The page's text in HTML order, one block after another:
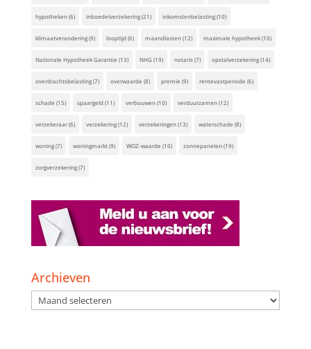
hypotheken(6) inboedelverzekering(21) inkomstenbelasting(10)
klimaatverandering(9) looptijd(6) maandlasten(12) maximale hypotheek(10)
Nationale Hypotheek Garantie (13) NHG(19) notaris(7) opstalverzekering(14)
overdrachtsbelasting(7) overwaarde (8) premie (9) rentevastperiode (6)
schade (15) spaargeld(11) verbouwen(10) verduurzamen(12)
verzekeraar(6) verzekering(12) verzekeringen(13) waterschade (8)
woning(7) woningmarkt(9) WOZ-waarde (10) zonnepanelen(19)
zorgverzekering(7)
Archieven
Archieven